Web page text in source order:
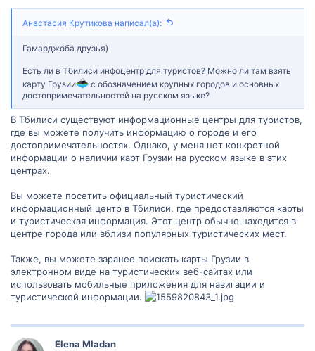
Анастасия Крутикова написал(а):
Гамарджоба друзья)
Есть ли в Тбилиси инфоцентр для туристов? Можно ли там взять
карту Грузии
с обозначением крупных городов и основных
достопримечательностей на русском языке?
В Тбилиси существуют информационные центры для туристов,
где вы можете получить информацию о городе и его
достопримечательностях. Однако, у меня нет конкретной
информации о наличии карт Грузии на русском языке в этих
центрах.
Вы можете посетить официальный туристический
информационный центр в Тбилиси, где предоставляются карты
и туристическая информация. Этот центр обычно находится в
центре города или вблизи популярных туристических мест.
Также, вы можете заранее поискать карты Грузии в
электронном виде на туристических веб-сайтах или
использовать мобильные приложения для навигации и
туристической информации.
Elena Mladan